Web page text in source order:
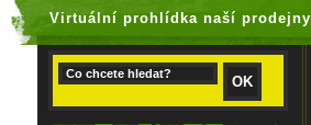
Virtuální prohlídka naší prodejny